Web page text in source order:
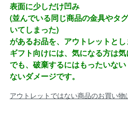
表面に少しだけ凹み
(並んでいる同じ商品の金具やタ
いてしまった)
があるお品を、アウトレットとし
ギフト向けには、気になる方は気
でも、破棄するにはもったいな
ないダメージです。
アウトレットではない商品のお買い